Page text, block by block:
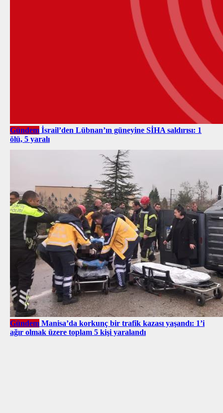
Gündem İsrail’den Lübnan’ın güneyine SİHA saldırısı: 1
ölü, 5 yaralı
Gündem Manisa’da korkunç bir trafik kazası yaşandı: 1’i
ağır olmak üzere toplam 5 kişi yaralandı